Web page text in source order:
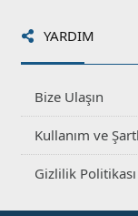
YARDIM
Bize Ulaşın
Kullanım ve
Gizlilik Politikası